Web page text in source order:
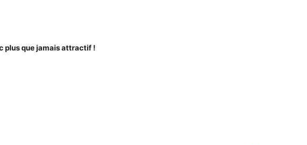
plus que jamais attractif !